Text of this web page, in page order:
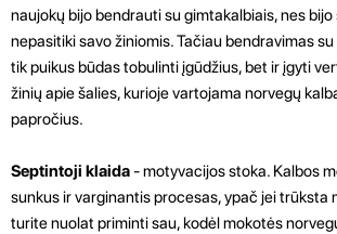
naujokų bijo bendrauti su gimtakalbiais, nes bijo
nepasitiki savo žiniomis. Tačiau bendravimas
tik puikus būdas tobulinti įgūdžius, bet ir įgyti
žinių apie šalies, kurioje vartojama norvegų
papročius.
Septintoji klaida- motyvacijos stoka. Kalbos
sunkus ir varginantis procesas, ypač jei trūksta
turite nuolat priminti sau, kodėl mokotės